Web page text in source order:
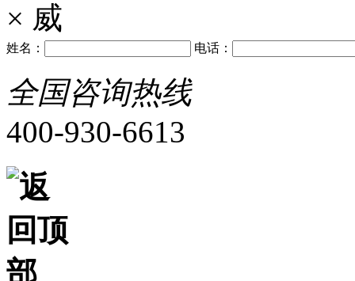
×
姓名： 电话：
全国咨询热线
400-930-6613